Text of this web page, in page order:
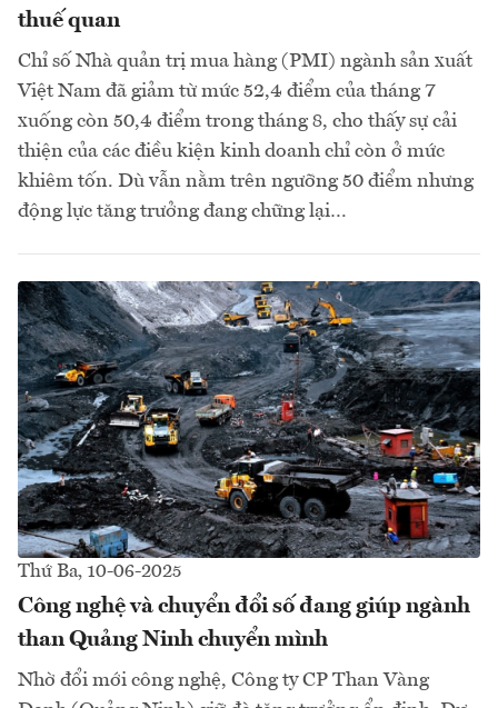
thuế quan
Chỉ số Nhà quản trị mua hàng (PMI) ngành sản xuất
Việt Nam đã giảm từ mức 52,4 điểm của tháng 7
xuống còn 50,4 điểm trong tháng 8, cho thấy sự cải
thiện của các điều kiện kinh doanh chỉ còn ở mức
khiêm tốn. Dù vẫn nằm trên ngưỡng 50 điểm nhưng
động lực tăng trưởng đang chững lại…
Thứ Ba, 10-06-2025
Công nghệ và chuyển đổi số đang giúp ngành
than Quảng Ninh chuyển mình
Nhờ đổi mới công nghệ, Công ty CP Than Vàng